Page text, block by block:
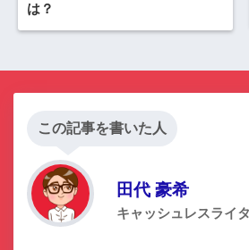
は？
この記事を書いた人
田代 豪希
キャッシュレスライ